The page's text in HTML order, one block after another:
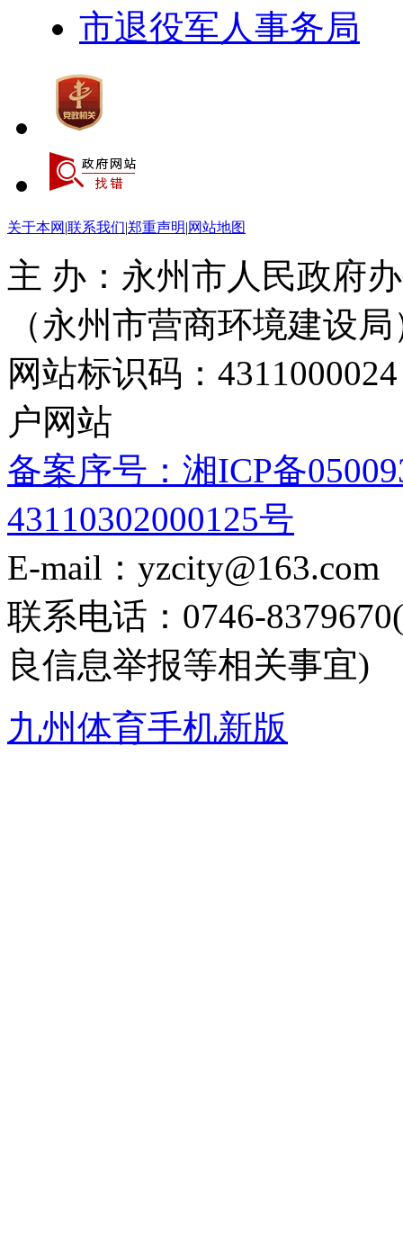
市退役军人事务局
关于本网 |联系我们|郑重声明|网站地图
主 办：永州市人民政府
（永州市营商环境建设局
网站标识码：
户网站
备案序号：湘ICP备
43110302000125号
E-mail：yzcity@163.com
联系电话：0746-
良信息举报等相关事宜)
九州体育手机新版